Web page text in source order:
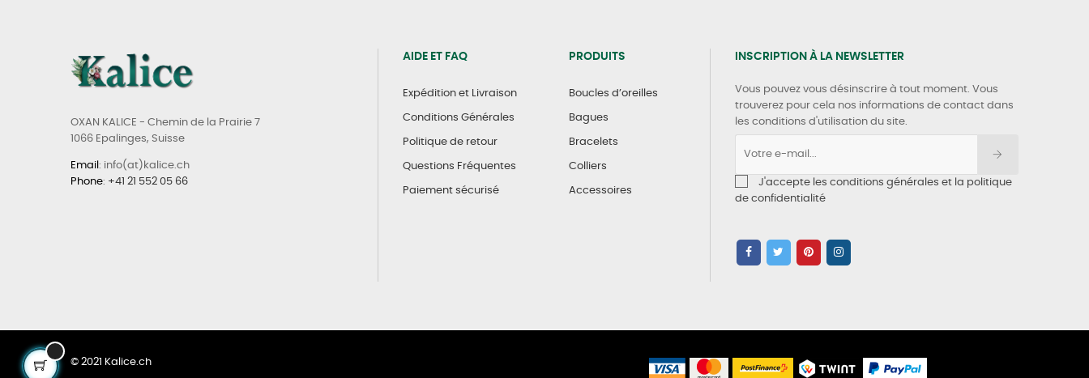
OXAN KALICE - Chemin de la Prairie 7
1066 Epalinges, Suisse
Email : info(at)kalice.ch
Phone: +41 21 552 05 66
AIDE ET FAQ
Expédition et Livraison
Conditions Générales
Politique de retour
Questions Fréquentes
Paiement sécurisé
PRODUITS
Boucles d’oreilles
Bagues
Bracelets
Colliers
Accessoires
INSCRIPTION À LA NEWSLETTER
Vous pouvez vous désinscrire à tout moment. Vous
trouverez pour cela nos informations de contact dans
les conditions d'utilisation du site.
J'accepte les conditions générales et la politique
de confidentialité
© 2021 Kalice.ch